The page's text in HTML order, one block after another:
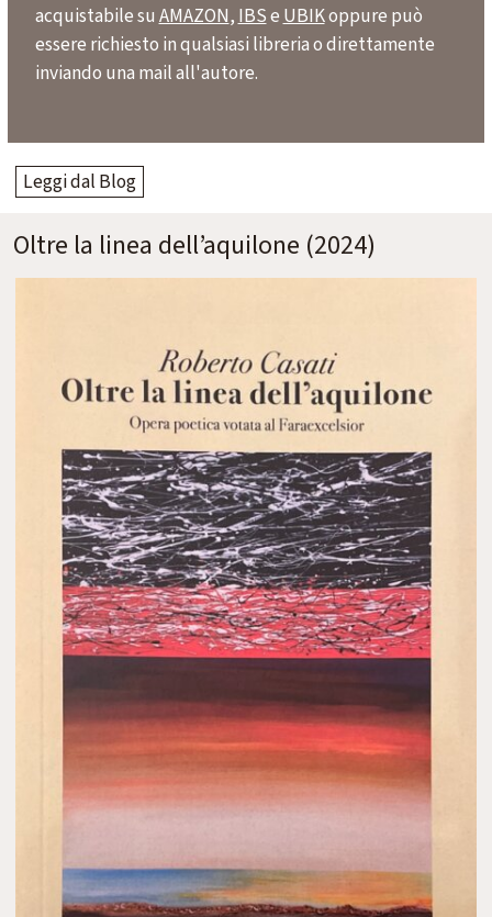
acquistabile su AMAZON, IBSe UBIKoppure può
essere richiesto in qualsiasi libreria o direttamente
inviando una mail all'autore.
Leggi dal Blog
Oltre la linea dell’aquilone (2024)